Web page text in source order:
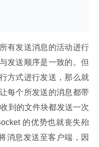
有发送消息的活动进行
发送顺序是一致的。但
方式进行发送，那么就
每个所发送的消息都带
到的文件块都发送一次
的优势也就丧失殆
消息发送至客户端，因